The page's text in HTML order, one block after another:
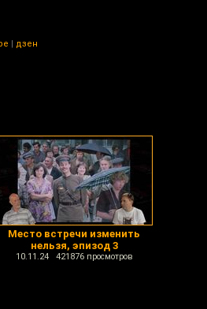
| дзен
Место встречи изменить
нельзя, эпизод 3
10.11.24 421876 просмотров